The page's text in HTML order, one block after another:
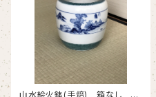
山水絵火鉢(手焙) 箱なし 古